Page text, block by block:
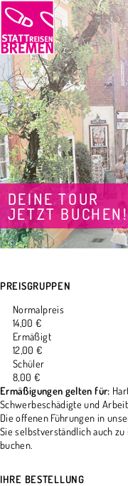
DEINE TOUR
JETZT BUCHEN!
PREISGRUPPEN
Normalpreis
14,00 €
Ermäßigt
12,00 €
Schüler
8,00 €
Ermäßigungen gelten für:
Schwerbeschädigte und
Die offenen Führungen in
Sie selbstverständlich auch
buchen.
IHRE BESTELLUNG